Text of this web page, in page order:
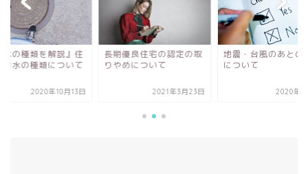
水の種類を解説』住
排水の種類について
2020年10月13日
長期優良住宅の認定の取
りやめについて
2021年3月23日
地震・台風のあとの
について
2020年4